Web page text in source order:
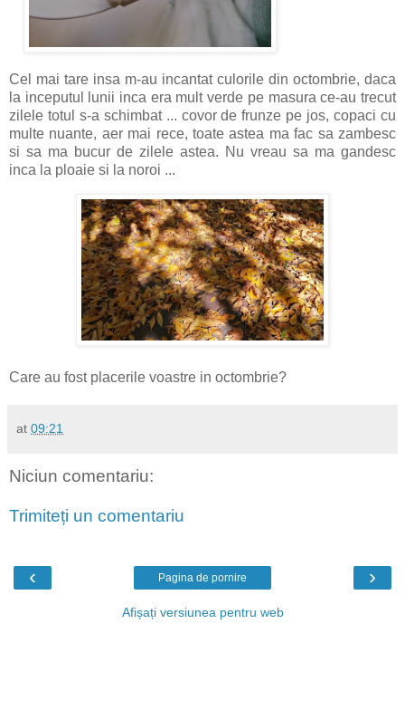
Cel mai tare insa m-au incantat culorile din octombrie, daca
la inceputul lunii inca era mult verde pe masura ce-au trecut
zilele totul s-a schimbat ... covor de frunze pe jos, copaci cu
multe nuante, aer mai rece, toate astea ma fac sa zambesc
si sa ma bucur de zilele astea. Nu vreau sa ma gandesc
inca la ploaie si la noroi ...
Care au fost placerile voastre in octombrie?
at 09:21
Niciun comentariu:
Trimiteți un comentariu
‹ ›
Pagina de pornire
Afișați versiunea pentru web